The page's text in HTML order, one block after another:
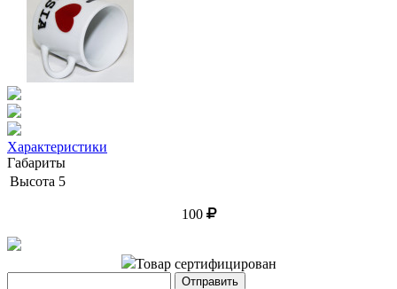
Характеристики
Габариты
Высота 5
100
Товар сертифицирован